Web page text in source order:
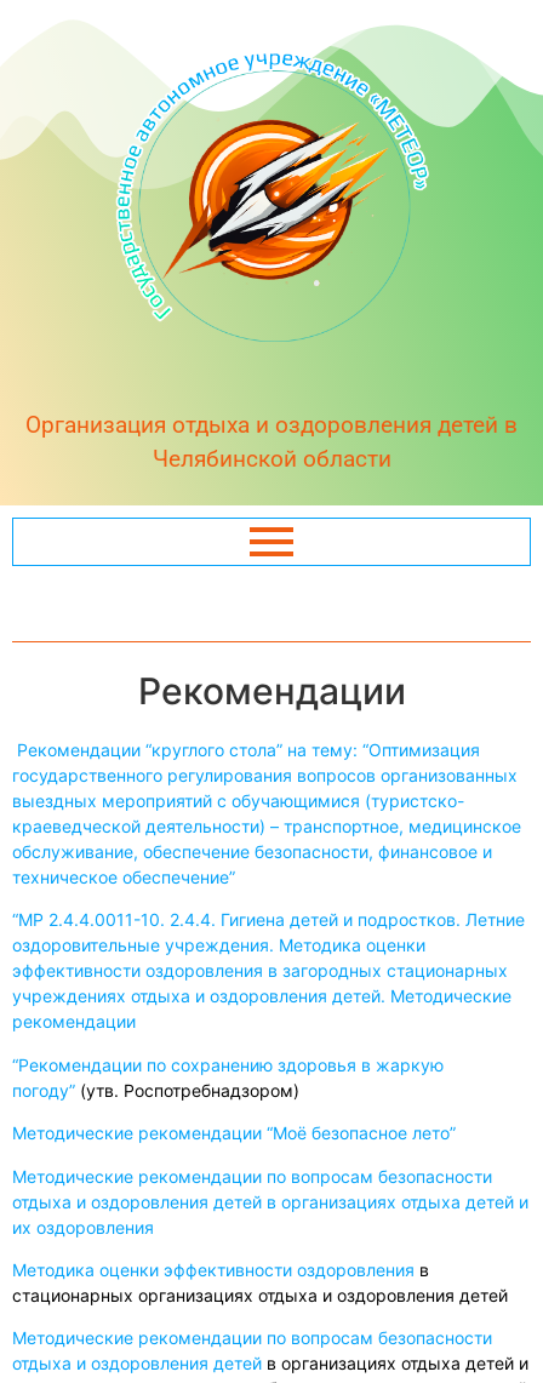
Организация отдыха и оздоровления детей в
Челябинской области
Рекомендации
Рекомендации “круглого стола” на тему: “Оптимизация
государственного регулирования вопросов организованных
выездных мероприятий с обучающимися (туристско-
краеведческой деятельности) – транспортное, медицинское
обслуживание, обеспечение безопасности, финансовое и
техническое обеспечение”
“МР 2.4.4.0011-10. 2.4.4. Гигиена детей и подростков. Летние
оздоровительные учреждения. Методика оценки
эффективности оздоровления в загородных стационарных
учреждениях отдыха и оздоровления детей. Методические
рекомендации
“Рекомендации по сохранению здоровья в жаркую
погоду” (утв. Роспотребнадзором)
Методические рекомендации “Моё безопасное лето”
Методические рекомендации по вопросам безопасности
отдыха и оздоровления детей в организациях отдыха детей и
их оздоровления
Методика оценки эффективности оздоровления в
стационарных организациях отдыха и оздоровления детей
Методические рекомендации по вопросам безопасности
отдыха и оздоровления детей в организациях отдыха детей и